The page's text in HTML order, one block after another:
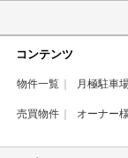
コンテンツ
物件一覧 月極駐車
売買物件 オーナー